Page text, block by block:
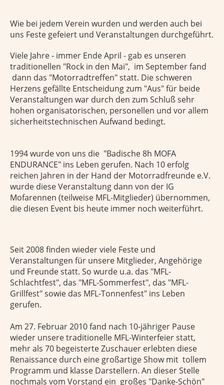
Wie bei jedem Verein wurden und werden auch bei
uns Feste gefeiert und Veranstaltungen durchgeführt.
Viele Jahre - immer Ende April - gab es unseren
traditionellen "Rock in den Mai", im September fand
dann das "Motorradtreffen" statt. Die schweren
Herzens gefällte Entscheidung zum "Aus" für beide
Veranstaltungen war durch den zum Schluß sehr
hohen organisatorischen, personellen und vor allem
sicherheitstechnischen Aufwand bedingt.
1994 wurde von uns die "Badische 8h MOFA
ENDURANCE" ins Leben gerufen. Nach 10 erfolg
reichen Jahren in der Hand der Motorradfreunde e.V.
wurde diese Veranstaltung dann von der IG
Mofarennen (teilweise MFL-Mitglieder) übernommen,
die diesen Event bis heute immer noch weiterführt.
Seit 2008 finden wieder viele Feste und
Veranstaltungen für unsere Mitglieder, Angehörige
und Freunde statt. So wurde u.a. das "MFL-
Schlachtfest", das "MFL-Sommerfest", das "MFL-
Grillfest" sowie das MFL-Tonnenfest" ins Leben
gerufen.
Am 27. Februar 2010 fand nach 10-jähriger Pause
wieder unsere traditionelle MFL-Winterfeier statt,
mehr als 70 begeisterte Zuschauer erlebten diese
Renaissance durch eine großartige Show mit tollem
Programm und klasse Darstellern. An dieser Stelle
nochmals vom Vorstand ein großes "Danke-Schön"